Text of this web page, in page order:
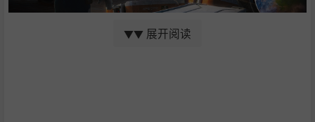
▼▼ 展开阅读